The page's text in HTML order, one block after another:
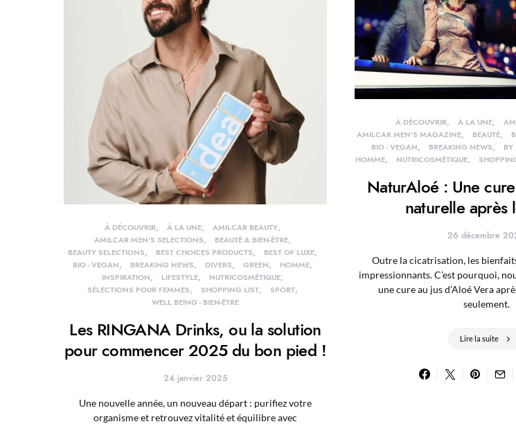
À DÉCOUVRIR À LA UNE
AMILCAR BEAUTY
AMILCAR MEN'S SELECTIONS
BEAUTÉ & BIEN-ÊTRE
BEAUTY SELECTIONS
BEST CHOICES PRODUCTS
BEST OF LUXE
BIO - VEGAN
BREAKING NEWS DIVERS GREEN
HOMME
INSPIRATION
LIFESTYLE
NUTRICOSMÉTIQUE
SÉLECTIONS POUR FEMMES
SHOPPING LIST
SPORT
WELL BEING - BIEN-ÊTRE
Les RINGANA Drinks, ou la solution
pour commencer 2025 du bon pied !
24 janvier 2025
Une nouvelle année, un nouveau départ : purifiez votre
organisme et retrouvez vitalité et équilibre avec
À DÉCOUVRIR À LA UNE
AMILCAR MEN'S MAGAZINE
BEAUTÉ
BIO - VEGAN
BREAKING NEWS
BY
HOMME
NUTRICOSMÉTIQUE
NaturAloé : Une
naturelle après
26 décembre
Outre la cicatrisation, les
impressionnants. C’est pourquoi,
une cure au jus d’Aloé Vera
seulement.
Lire la suite